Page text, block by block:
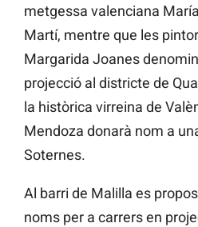
metgessa valenciana
Martí, mentre que les
Margarida Joanes
projecció al districte de
la històrica virreina de
Mendoza donarà nom a
Soternes.
Al barri de Malilla es
noms per a carrers en